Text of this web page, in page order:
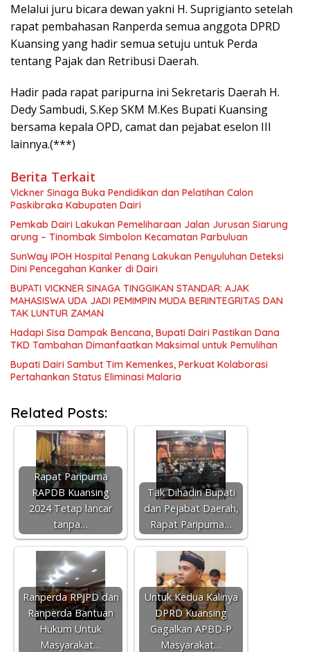
Melalui juru bicara dewan yakni H. Suprigianto setelah
rapat pembahasan Ranperda semua anggota DPRD
Kuansing yang hadir semua setuju untuk Perda
tentang Pajak dan Retribusi Daerah.
Hadir pada rapat paripurna ini Sekretaris Daerah H.
Dedy Sambudi, S.Kep SKM M.Kes Bupati Kuansing
bersama kepala OPD, camat dan pejabat eselon III
lainnya.(***)
Berita Terkait
Vickner Sinaga Buka Pendidikan dan Pelatihan Calon
Paskibraka Kabupaten Dairi
Pemkab Dairi Lakukan Pemeliharaan Jalan Jurusan Siarung
arung – Tinombak Simbolon Kecamatan Parbuluan
SunWay IPOH Hospital Penang Lakukan Penyuluhan Deteksi
Dini Pencegahan Kanker di Dairi
BUPATI VICKNER SINAGA TINGGIKAN STANDAR: AJAK
MAHASISWA UDA JADI PEMIMPIN MUDA BERINTEGRITAS DAN
TAK LUNTUR ZAMAN
Hadapi Sisa Dampak Bencana, Bupati Dairi Pastikan Dana
TKD Tambahan Dimanfaatkan Maksimal untuk Pemulihan
Bupati Dairi Sambut Tim Kemenkes, Perkuat Kolaborasi
Pertahankan Status Eliminasi Malaria
Related Posts:
Rapat Paripurna
RAPDB Kuansing
2024 Tetap lancar
tanpa…
Tak Dihadiri Bupati
dan Pejabat Daerah,
Rapat Paripurna…
Ranperda RPJPD dan
Ranperda Bantuan
Hukum Untuk
Masyarakat…
Untuk Kedua Kalinya
DPRD Kuansing
Gagalkan APBD-P
Masyarakat…